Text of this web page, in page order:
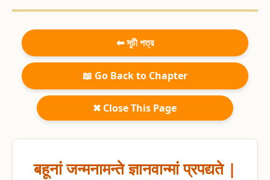
⬅ সূচী পত্র
📖 Go Back to Chapter
✖ Close This Page
बहूनां जन्मनामन्ते ज्ञानवान्मां प्रपद्यते |